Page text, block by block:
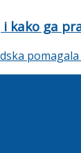
kako ga